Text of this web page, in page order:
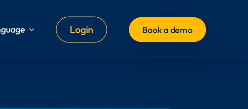
Login Book a demo